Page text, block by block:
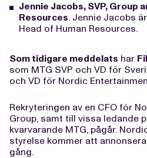
Jennie Jacobs, SVP, Group
Resources. Jennie Jacobs
Head of Human Resources.
Som tidigare meddelats har
som MTG SVP och VD för
och VD för Nordic
Rekryteringen av en CFO för
Group, samt till vissa ledande
kvarvarande MTG, pågår.
styrelse kommer att
gång.